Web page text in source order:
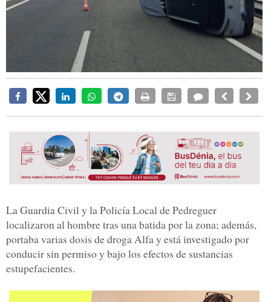
La Guardia Civil y la Policía Local de Pedreguer
localizaron al hombre tras una batida por la zona; además,
portaba varias dosis de droga Alfa y está investigado por
conducir sin permiso y bajo los efectos de sustancias
estupefacientes.